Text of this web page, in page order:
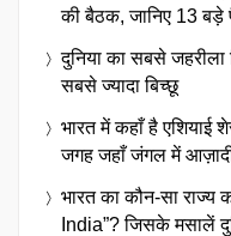
की बैठक, जानिए 13
दुनिया का सबसे जहरीला
सबसे ज्यादा बिच्छू
भारत में कहाँ है एशियाई
जगह जहाँ जंगल में
भारत का कौन-सा
India”? जिसके मसालें